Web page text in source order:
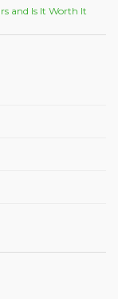
and Is It Worth It